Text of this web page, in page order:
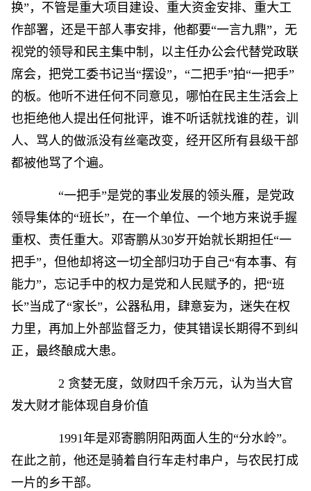
换”，不管是重大项目建设、重大资金安排、重大工
作部署，还是干部人事安排，他都要“一言九鼎”，无
视党的领导和民主集中制，以主任办公会代替党政联
席会，把党工委书记当“摆设”，“二把手”拍“一把手”
的板。他听不进任何不同意见，哪怕在民主生活会上
也拒绝他人提出任何批评，谁不听话就找谁的茬，训
人、骂人的做派没有丝毫改变，经开区所有县级干部
都被他骂了个遍。
“一把手”是党的事业发展的领头雁，是党政
领导集体的“班长”，在一个单位、一个地方来说手握
重权、责任重大。邓寄鹏从30岁开始就长期担任“一
把手”，但他却将这一切全部归功于自己“有本事、有
能力”，忘记手中的权力是党和人民赋予的，把“班
长”当成了“家长”，公器私用，肆意妄为，迷失在权
力里，再加上外部监督乏力，使其错误长期得不到纠
正，最终酿成大患。
2 贪婪无度，敛财四千余万元，认为当大官
发大财才能体现自身价值
1991年是邓寄鹏阴阳两面人生的“分水岭”。
在此之前，他还是骑着自行车走村串户，与农民打成
一片的乡干部。